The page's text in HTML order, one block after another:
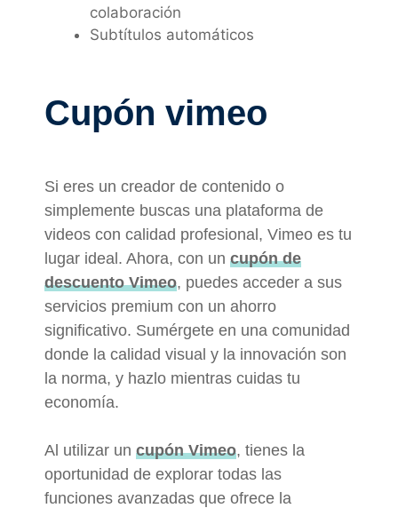
colaboración
Subtítulos automáticos
Cupón vimeo
Si eres un creador de contenido o
simplemente buscas una plataforma de
videos con calidad profesional, Vimeo es tu
lugar ideal. Ahora, con un cupón de
descuento Vimeo, puedes acceder a sus
servicios premium con un ahorro
significativo. Sumérgete en una comunidad
donde la calidad visual y la innovación son
la norma, y hazlo mientras cuidas tu
economía.
Al utilizar un cupón Vimeo, tienes la
oportunidad de explorar todas las
funciones avanzadas que ofrece la